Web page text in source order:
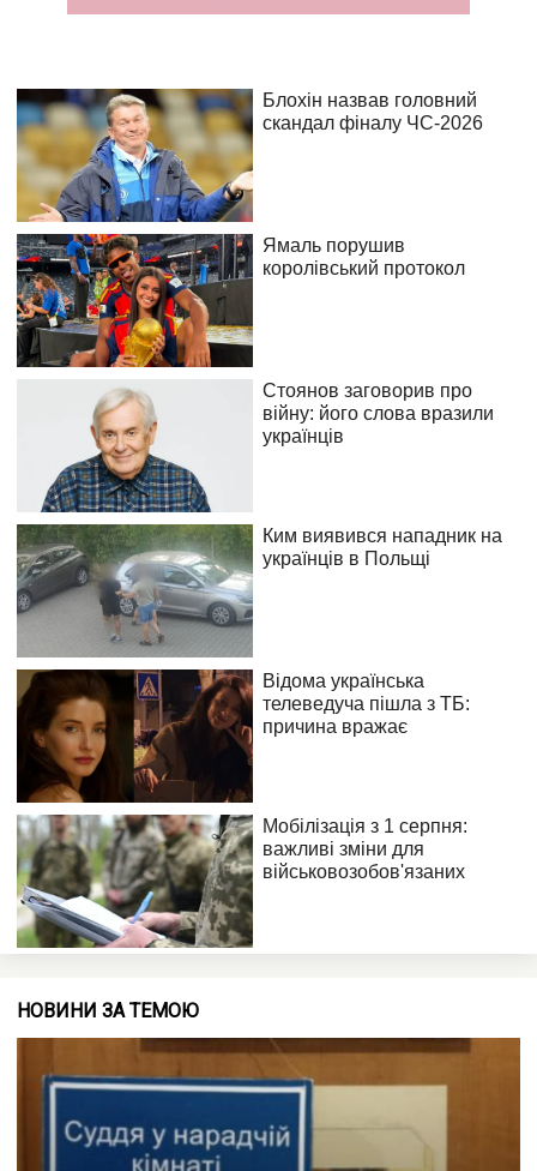
НОВИНИ ЗА ТЕМОЮ